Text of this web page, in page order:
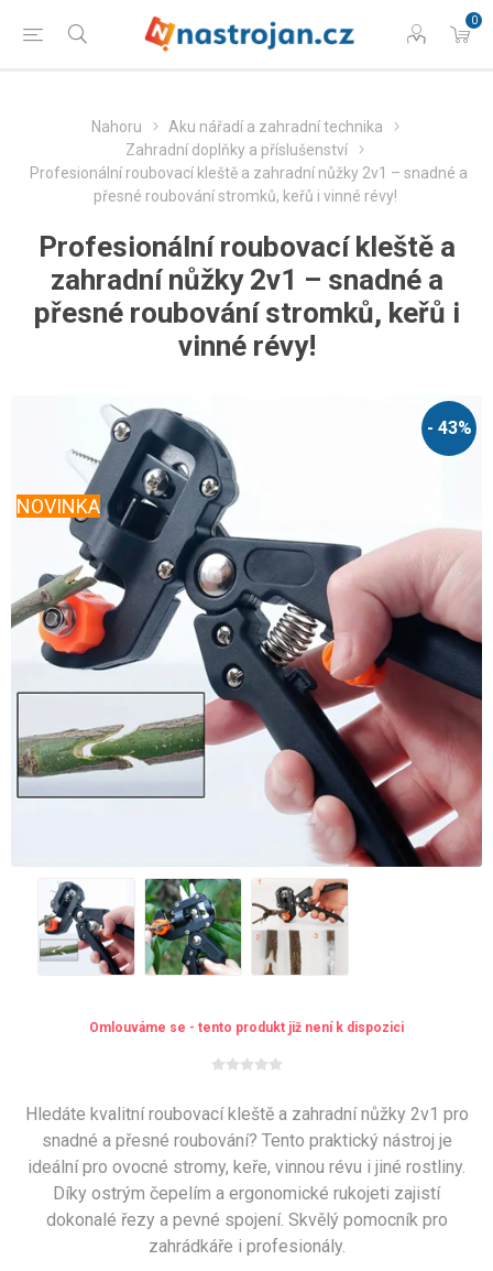
0
Nahoru
Aku nářadí a zahradní technika
Zahradní doplňky a příslušenství
Profesionální roubovací kleště a zahradní nůžky 2v1 – snadné a
přesné roubování stromků, keřů i vinné révy!
Profesionální roubovací kleště a
zahradní nůžky 2v1 – snadné a
přesné roubování stromků, keřů i
vinné révy!
- 43%
NOVINKA
Omlouváme se - tento produkt již není k dispozici
Hledáte kvalitní roubovací kleště a zahradní nůžky 2v1 pro
snadné a přesné roubování? Tento praktický nástroj je
ideální pro ovocné stromy, keře, vinnou révu i jiné rostliny.
Díky ostrým čepelím a ergonomické rukojeti zajistí
dokonalé řezy a pevné spojení. Skvělý pomocník pro
zahrádkáře i profesionály.